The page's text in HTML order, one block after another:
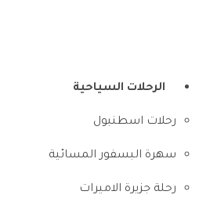
الرحلات السياحية
رحلات اسطنبول
سهرة البسفور المسائية
رحلة جزيرة الاميرات